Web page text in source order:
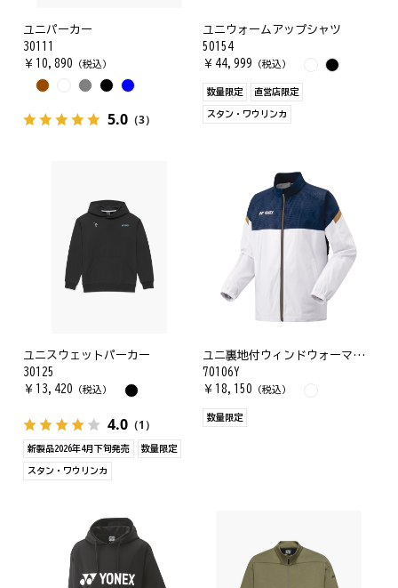
ユニパーカー
30111
￥ 10,890 （税込）
5.0 （3）
ユニウォームアップシャツ
50154
￥ 44,999 （税込）
数量限定 直営店限定
スタン・ワウリンカ
ユニスウェットパーカー
30125
￥ 13,420 （税込）
4.0 （1）
新製品2026年4月下旬発売 数量限定
スタン・ワウリンカ
ユニ裏地付ウィンドウォーマーシャツ
70106Y
￥ 18,150 （税込）
数量限定